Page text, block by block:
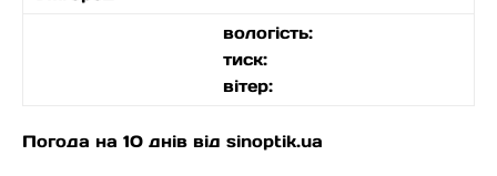
вологість:
тиск:
вітер:
Погода на 10 днів від sinoptik.ua